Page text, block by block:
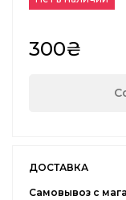
300₴
ДОСТАВКА
Самовывоз с